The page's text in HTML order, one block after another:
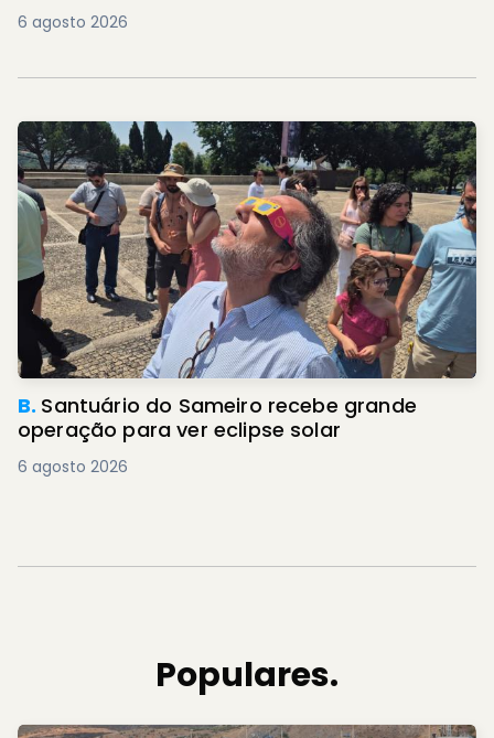
6 agosto 2026
B. Santuário do Sameiro recebe grande
operação para ver eclipse solar
6 agosto 2026
Populares.